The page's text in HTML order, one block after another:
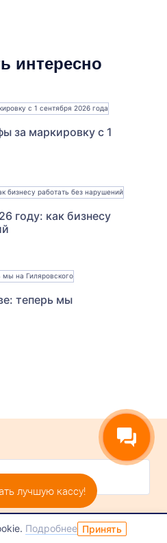
интересно
за маркировку с 1
году: как бизнесу
теперь мы
Подробнее Принять
лучшую кассу!